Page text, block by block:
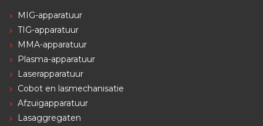
MIG-apparatuur
TIG-apparatuur
MMA-apparatuur
Plasma-apparatuur
Laserapparatuur
Cobot en lasmechanisatie
Afzuigapparatuur
Lasaggregaten